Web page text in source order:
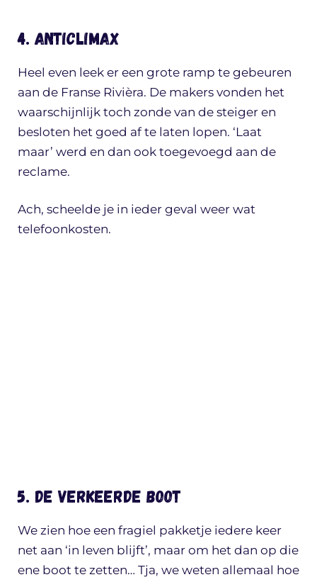
4. Anticlimax
Heel even leek er een grote ramp te gebeuren
aan de Franse Rivièra. De makers vonden het
waarschijnlijk toch zonde van de steiger en
besloten het goed af te laten lopen. ‘Laat
maar’ werd en dan ook toegevoegd aan de
reclame.
Ach, scheelde je in ieder geval weer wat
telefoonkosten.
5. De verkeerde boot
We zien hoe een fragiel pakketje iedere keer
net aan ‘in leven blijft’, maar om het dan op die
ene boot te zetten… Tja, we weten allemaal hoe